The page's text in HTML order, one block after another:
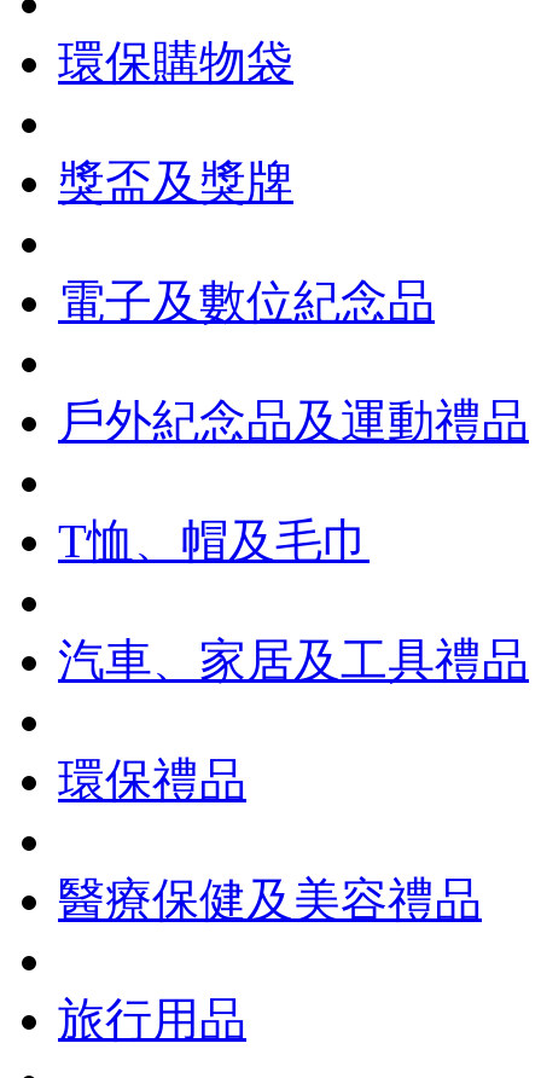
環保購物袋
獎盃及獎牌
電子及數位紀念品
戶外紀念品及運動禮品
T恤、帽及毛巾
汽車、家居及工具禮品
環保禮品
醫療保健及美容禮品
旅行用品